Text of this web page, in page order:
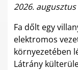
2026. augusztus
Fa dőlt egy
elektromos
környezetében
Látrány